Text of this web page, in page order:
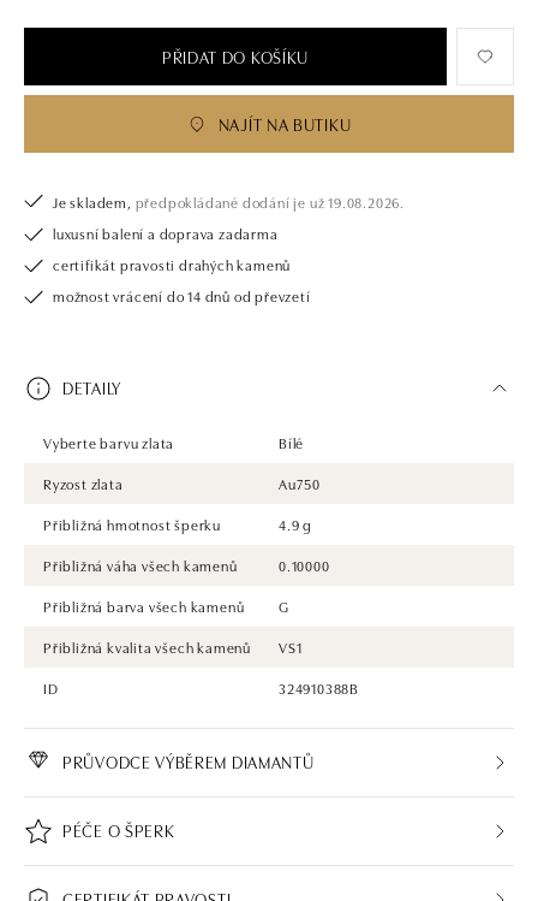
PŘIDAT DO KOŠÍKU
NAJÍT NA BUTIKU
Je skladem, předpokládané dodání je už 19.08.2026.
luxusní balení a doprava zadarma
certifikát pravosti drahých kamenů
možnost vrácení do 14 dnů od převzetí
DETAILY
Vyberte barvu zlata
Bílé
Ryzost zlata
Au750
Přibližná hmotnost šperku
4.9 g
Přibližná váha všech kamenů
0.10000
Přibližná barva všech kamenů
G
Přibližná kvalita všech kamenů
VS1
ID
324910388B
PRŮVODCE VÝBĚREM DIAMANTŮ
PÉČE O ŠPERK